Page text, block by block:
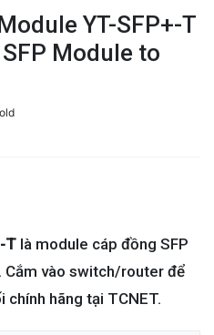
YT-SFP+-T
Module to
T là module cáp đồng SFP
Cắm vào switch/router để
chính hãng tại TCNET.